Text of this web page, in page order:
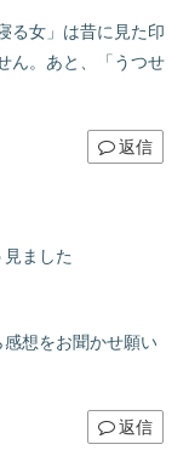
る女」は昔に見た印
ん。あと、「うつせ
返信
ました
想をお聞かせ願い
返信